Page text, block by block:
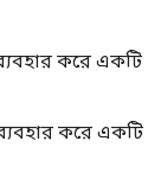
করে একটি
করে একটি